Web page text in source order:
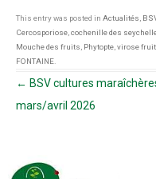
This entry was posted in Actualités
Cercosporiose cochenille des
Mouche des fruits Phytopte virose fruit
FONTAINE
Navigation des articles
← BSV cultures
mars/avril 2026